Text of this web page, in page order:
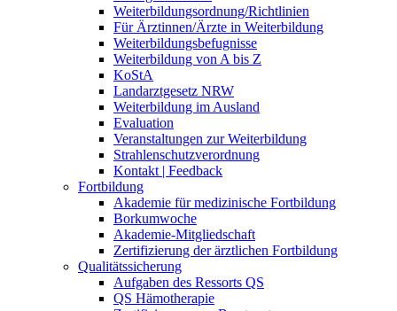
Weiterbildungsordnung/Richtlinien
Für Ärztinnen/Ärzte in Weiterbildung
Weiterbildungsbefugnisse
Weiterbildung von A bis Z
KoStA
Landarztgesetz NRW
Weiterbildung im Ausland
Evaluation
Veranstaltungen zur Weiterbildung
Strahlenschutzverordnung
Kontakt | Feedback
Fortbildung
Akademie für medizinische Fortbildung
Borkumwoche
Akademie-Mitgliedschaft
Zertifizierung der ärztlichen Fortbildung
Qualitätssicherung
Aufgaben des Ressorts QS
QS Hämotherapie